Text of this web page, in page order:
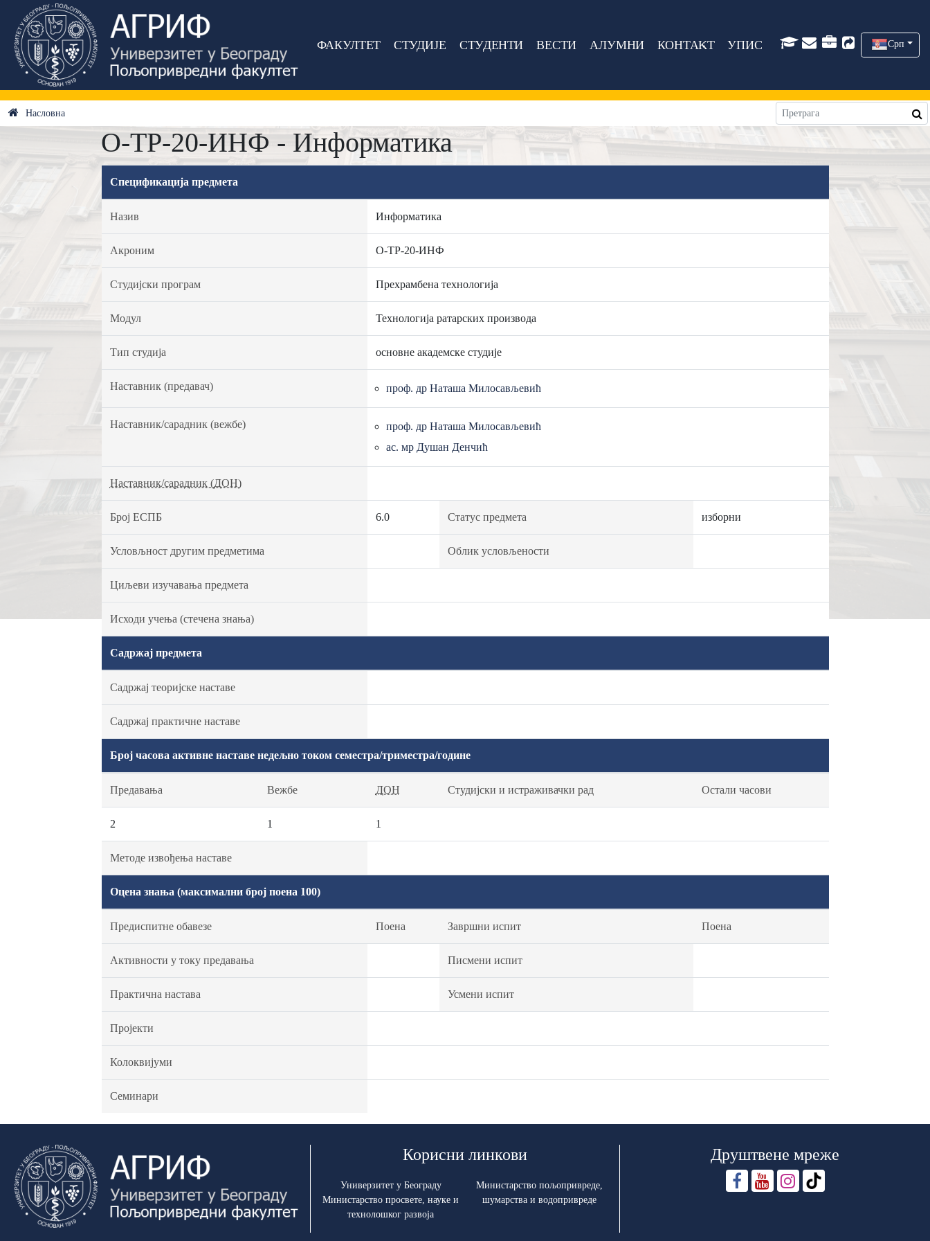
ФАКУЛТЕТ СТУДИЈЕ СТУДЕНТИ ВЕСТИ АЛУМНИ КОНТАКТ УПИС Срп
Насловна
О-ТР-20-ИНФ - Информатика
Спецификација предмета
Назив Информатика
Акроним О-ТР-20-ИНФ
Студијски програм Прехрамбена технологија
Модул Технологија ратарских производа
Тип студија основне академске студије
Наставник (предавач) проф. др Наташа Милосављевић
Наставник/сарадник (вежбе)
проф. др Наташа Милосављевић
ас. мр Душан Денчић
Наставник/сарадник (ДОН)
Број ЕСПБ 6.0 Статус предмета изборни
Условљност другим предметима Облик условљености
Циљеви изучавања предмета
Исходи учења (стечена знања)
Садржај предмета
Садржај теоријске наставе
Садржај практичне наставе
Број часова активне наставе недељно током семестра/триместра/године
Предавања Вежбе ДОН Студијски и истраживачки рад Остали часови
2 1 1
Методе извођења наставе
Оцена знања (максимални број поена 100)
Предиспитне обавезе Поена Завршни испит Поена
Активности у току предавања Писмени испит
Практична настава Усмени испит
Пројекти
Колоквијуми
Семинари
Корисни линкови
Универзитет у Београду
Министарство просвете, науке и
технолошког развоја
Министарство пољопривреде,
шумарства и водопривреде
Друштвене мреже